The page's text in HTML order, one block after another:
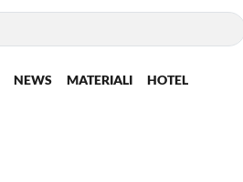
NEWS MATERIALI HOTEL